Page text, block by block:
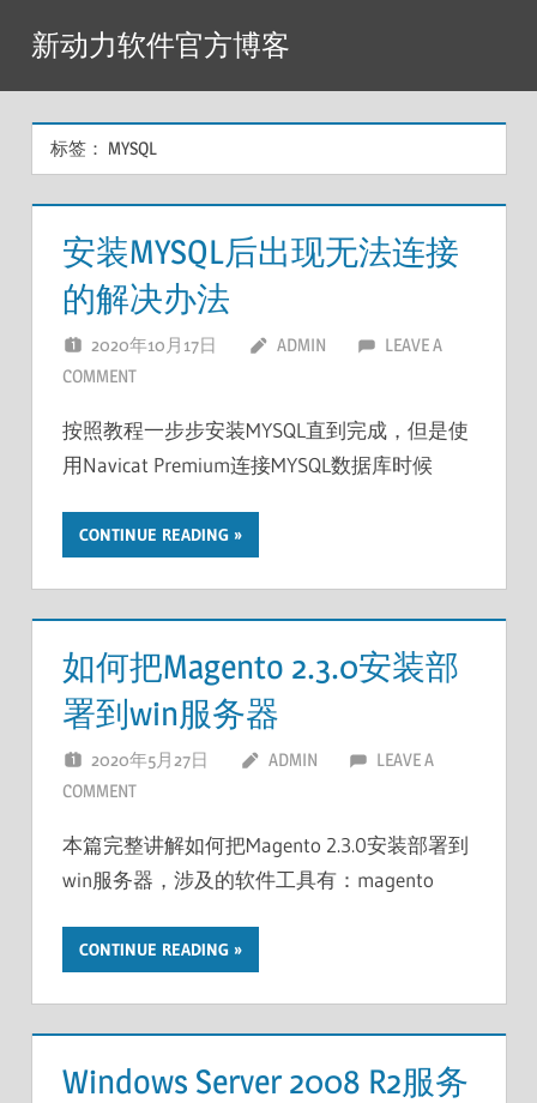
content
新动力软件官方博客
标签： MYSQL
安装MYSQL后出现无法连接
的解决办法
2020年10月17日 ADMIN
LEAVE A
COMMENT
按照教程一步步安装MYSQL直到完成，但是使
用Navicat Premium连接MYSQL数据库时候
CONTINUE READING
如何把Magento 2.3.0安装部
署到win服务器
2020年5月27日 ADMIN
LEAVE A
COMMENT
本篇完整讲解如何把Magento 2.3.0安装部署到
win服务器，涉及的软件工具有：magento
CONTINUE READING
Windows Server 2008 R2服务